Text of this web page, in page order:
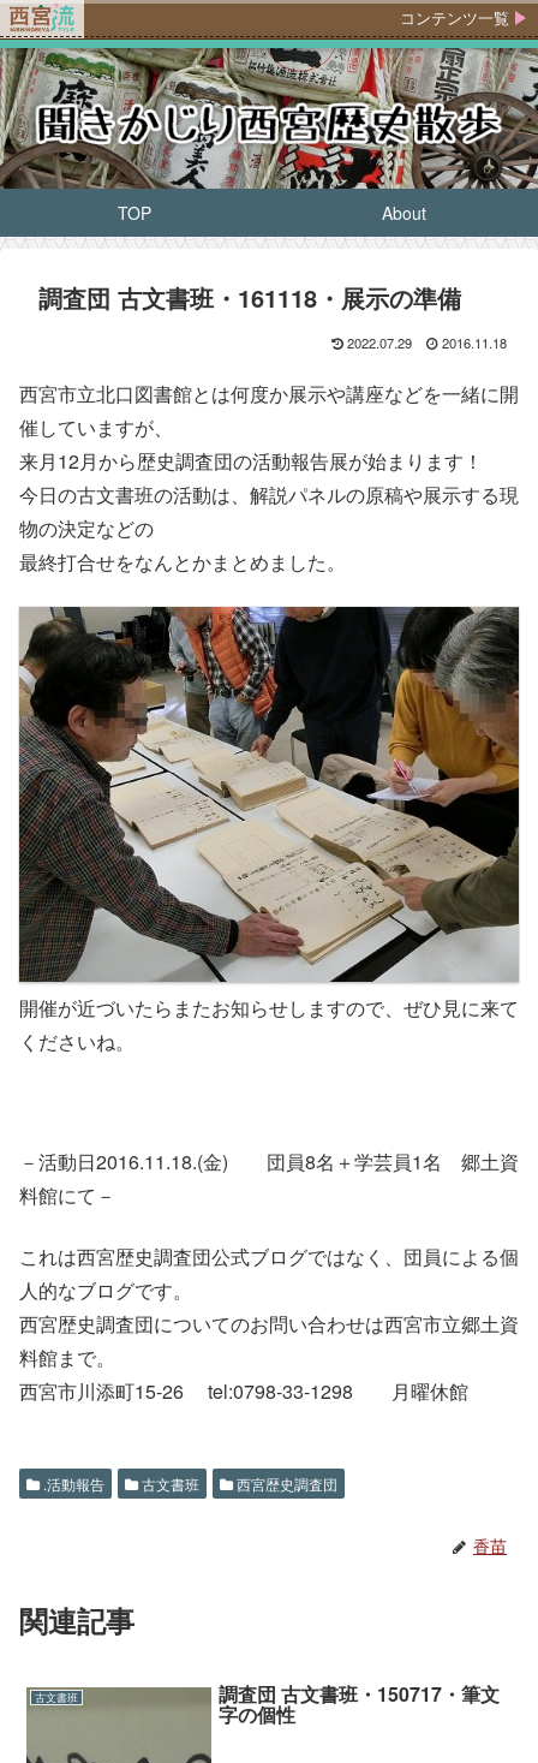
コンテンツ一覧
TOP About
調査団 古文書班・161118・展示の準備
2022.07.29 2016.11.18
西宮市立北口図書館とは何度か展示や講座などを一緒に開
催していますが、
来月12月から歴史調査団の活動報告展が始まります！
今日の古文書班の活動は、解説パネルの原稿や展示する現
物の決定などの
最終打合せをなんとかまとめました。
開催が近づいたらまたお知らせしますので、ぜひ見に来て
くださいね。
－活動日2016.11.18.(金) 団員8名＋学芸員1名 郷土資
料館にて－
これは西宮歴史調査団公式ブログではなく、団員による個
人的なブログです。
西宮歴史調査団についてのお問い合わせは西宮市立郷土資
料館まで。
西宮市川添町15-26 tel:0798-33-1298 月曜休館
.活動報告 古文書班 西宮歴史調査団
香苗
関連記事
古文書班 調査団 古文書班・150717・筆文
字の個性